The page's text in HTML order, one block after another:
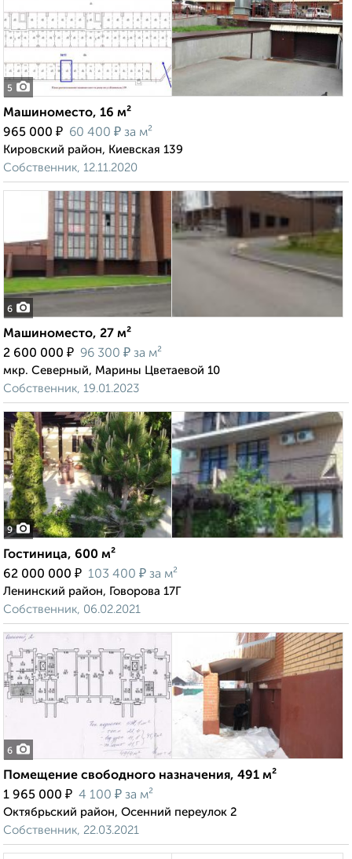
5
Машиноместо, 16 м²
965 000 ₽ 60 400 ₽ за м²
Кировский район, Киевская 139
Собственник, 12.11.2020
6
Машиноместо, 27 м²
2 600 000 ₽ 96 300 ₽ за м²
мкр. Северный, Марины Цветаевой 10
Собственник, 19.01.2023
9
Гостиница, 600 м²
62 000 000 ₽ 103 400 ₽ за м²
Ленинский район, Говорова 17Г
Собственник, 06.02.2021
6
Помещение свободного назначения, 491 м²
1 965 000 ₽ 4 100 ₽ за м²
Октябрьский район, Осенний переулок 2
Собственник, 22.03.2021